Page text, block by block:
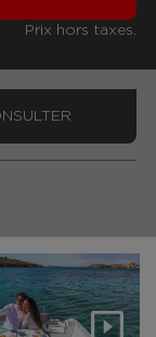
Prix hors taxes.